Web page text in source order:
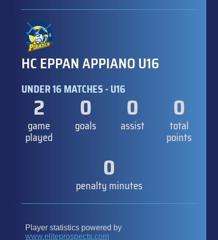
HC EPPAN APPIANO U16
UNDER 16 MATCHES - U16
2
game
played
0
goals
0
assist
0
total
points
0
penalty minutes